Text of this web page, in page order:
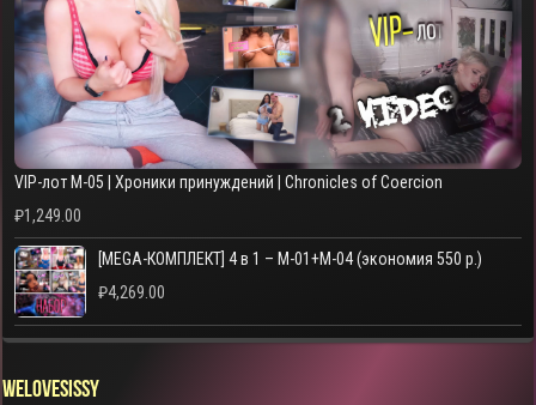
VIP-лот M-05 | Хроники принуждений | Chronicles of Coercion
₽1,249.00
[MEGA-КОМПЛЕКТ] 4 в 1 – M-01+M-04 (экономия 550 р.)
₽4,269.00
WELOVESISSY